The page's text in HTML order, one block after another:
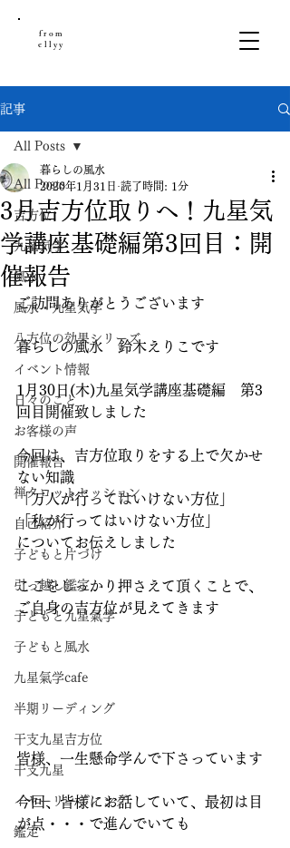
from
ellyy
記事
All Posts
吉方位
九星気学
風水
風水・九星気学
八方位の効果シリーズ
イベント情報
日々のこと
お客様の声
開催報告
禅タロットセッション
自己紹介
子どもと片づけ
引っ越し鑑定
子どもと九星氣学
子どもと風水
九星氣学cafe
半期リーディング
干支九星吉方位
干支九星
イヤーリーディング
鑑定
All Posts
3月吉方位取りへ！九星気
学講座基礎編第3回目：開
催報告
暮らしの風水
2020年1月31日 読了時間: 1分
ご訪問ありがとうございます
暮らしの風水　鈴木えりこです
1月30日(木)九星気学講座基礎編　第3
回目開催致しました
今回は、吉方位取りをする上で欠かせ
ない知識
「万人が行ってはいけない方位」
「私が行ってはいけない方位」
についてお伝えしました
ここをしっかり押さえて頂くことで、
ご自身の吉方位が見えてきます
皆様、一生懸命学んで下さっています
今回、皆様にお話していて、最初は目
が点・・・で進んでいても